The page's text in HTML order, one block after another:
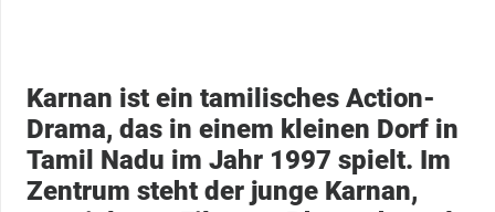
Karnan ist ein tamilisches Action-
Drama, das in einem kleinen Dorf in
Tamil Nadu im Jahr 1997 spielt. Im
Zentrum steht der junge Karnan,